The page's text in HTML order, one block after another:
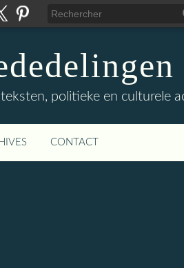
politieke en culturele
CONTACT